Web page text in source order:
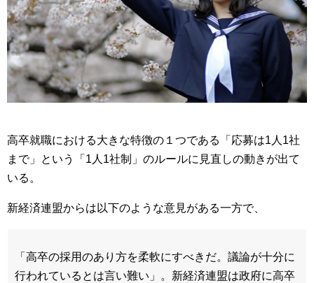
高卒就職における大きな特徴の１つである「応募は1人1社
まで」という「1人1社制」のルールに見直しの動きが出て
いる。
新経済連盟からは以下のような意見がある一方で、
「高卒の採用のあり方を柔軟にすべきだ。議論が十分に
行われているとは言い難い」。新経済連盟は政府に高卒